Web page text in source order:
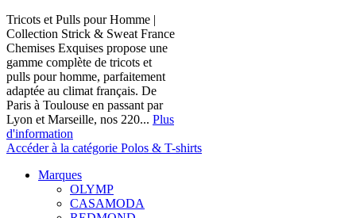
Tricots et Pulls pour Homme |
Collection Strick & Sweat France
Chemises Exquises propose une
gamme complète de tricots et
pulls pour homme, parfaitement
adaptée au climat français. De
Paris à Toulouse en passant par
Lyon et Marseille, nos 220... Plus
d'information
Accéder à la catégorie Polos & T-shirts
Marques
OLYMP
CASAMODA